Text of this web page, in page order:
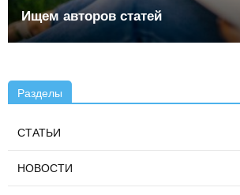
Ищем авторов статей
Разделы
СТАТЬИ
НОВОСТИ